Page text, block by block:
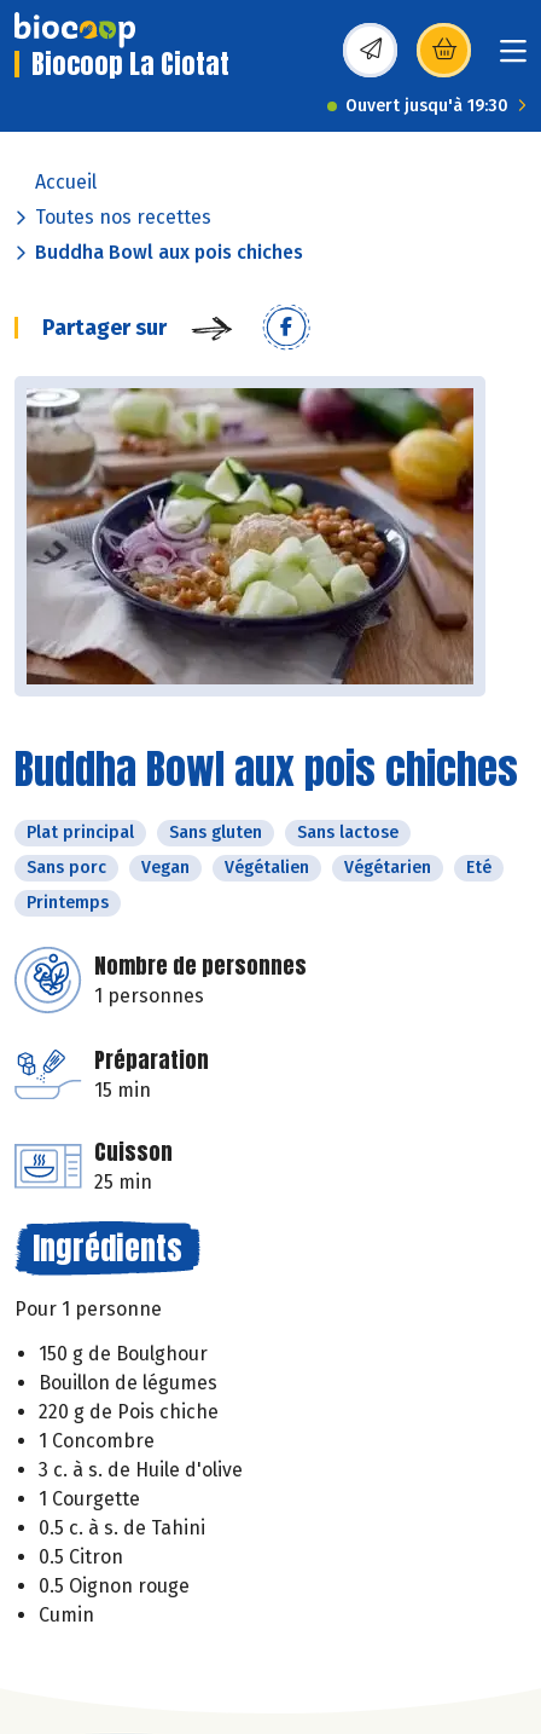
Biocoop La Ciotat (s’ouvre dans une
Ouvert jusqu'à 19:30
Accueil
Toutes nos recettes
Buddha Bowl aux pois chiches
Partager sur
Buddha Bowl aux pois chiches
Plat principal Sans gluten
Sans lactose
Sans porc
Vegan Végétalien Végétarien
Eté
Printemps
Nombre de personnes
1 personnes
Préparation
15 min
Cuisson
25 min
Ingrédients
Pour 1 personne
150 g de Boulghour
Bouillon de légumes
220 g de Pois chiche
1 Concombre
3 c. à s. de Huile d'olive
1 Courgette
0.5 c. à s. de Tahini
0.5 Citron
0.5 Oignon rouge
Cumin